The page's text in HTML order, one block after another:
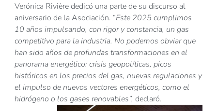
Verónica Rivière dedicó una parte de su discurso al
aniversario de la Asociación. “Este 2025 cumplimos
10 años impulsando, con rigor y constancia, un gas
competitivo para la industria. No podemos obviar que
han sido años de profundas transformaciones en el
panorama energético: crisis geopolíticas, picos
históricos en los precios del gas, nuevas regulaciones y
el impulso de nuevos vectores energéticos, como el
hidrógeno o los gases renovables”, declaró.